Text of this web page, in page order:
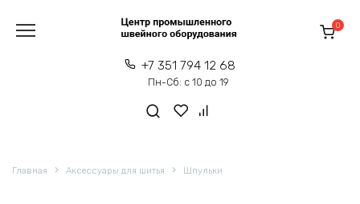
содержанию
+7 351 794 12 68
Пн-Сб: с 10 до 19
0
Главная Аксессуары для шитья Шпульки